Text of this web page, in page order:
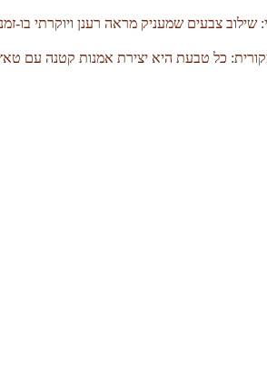
שילוב צבעים שמעניק מראה רענן ויוקרתי בו-
כל טבעת היא יצירת אמנות קטנה עם